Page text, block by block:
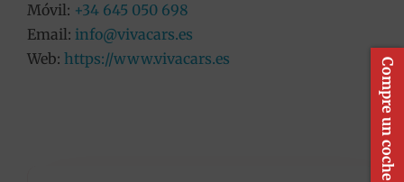
Móvil: +34 645 050 698
Email: info@vivacars.es
Web: https://www.vivacars.es Compre un coche